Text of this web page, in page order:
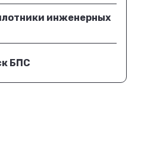
инженерных
БПС